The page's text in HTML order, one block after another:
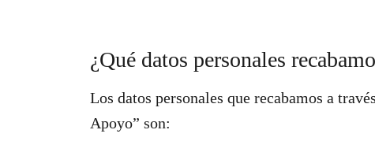
¿Qué datos personales
Los datos personales que recabamos a
Apoyo” son: